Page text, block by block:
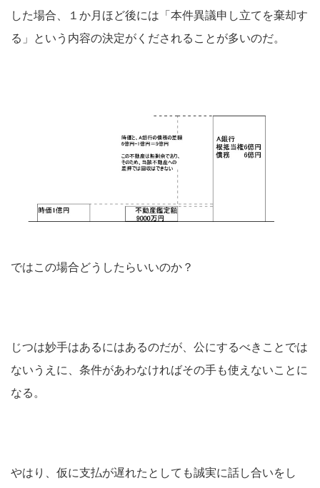
した場合、１か月ほど後には「本件異議申し立てを棄却す
る」という内容の決定がくだされることが多いのだ。
ではこの場合どうしたらいいのか？
じつは妙手はあるにはあるのだが、公にするべきことでは
ないうえに、条件があわなければその手も使えないことに
なる。
やはり、仮に支払が遅れたとしても誠実に話し合いをし